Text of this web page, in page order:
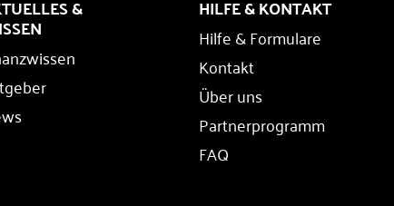
& HILFE & KONTAKT
Hilfe & Formulare
Kontakt
Über uns
Partnerprogramm
FAQ